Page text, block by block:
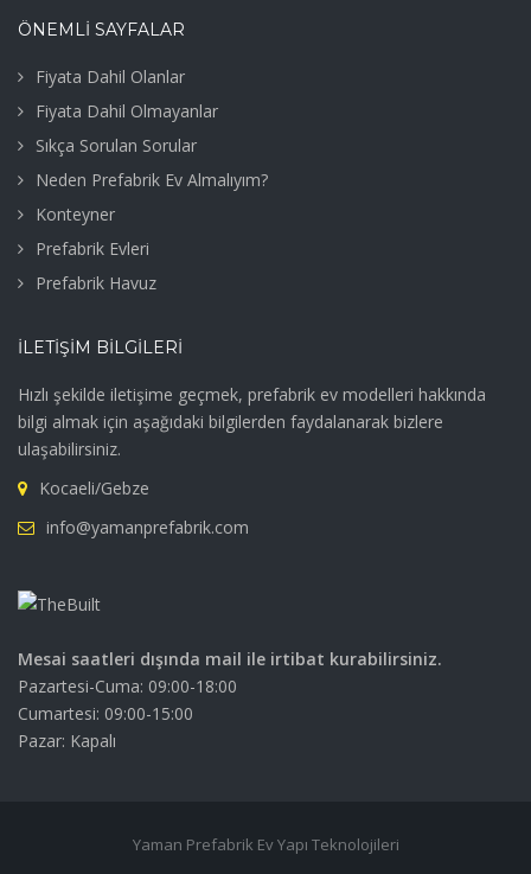
ÖNEMLİ SAYFALAR
Fiyata Dahil Olanlar
Fiyata Dahil Olmayanlar
Sıkça Sorulan Sorular
Neden Prefabrik Ev Almalıyım?
Konteyner
Prefabrik Evleri
Prefabrik Havuz
İLETIŞIM BILGILERI
Hızlı şekilde iletişime geçmek, prefabrik ev modelleri hakkında
bilgi almak için aşağıdaki bilgilerden faydalanarak bizlere
ulaşabilirsiniz.
Kocaeli/Gebze
info@yamanprefabrik.com
Mesai saatleri dışında mail ile irtibat kurabilirsiniz.
Pazartesi-Cuma: 09:00-18:00
Cumartesi: 09:00-15:00
Pazar: Kapalı
Yaman Prefabrik Ev Yapı Teknolojileri